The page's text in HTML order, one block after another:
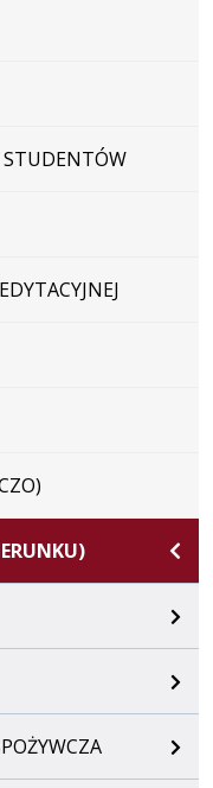
STUDENTÓW